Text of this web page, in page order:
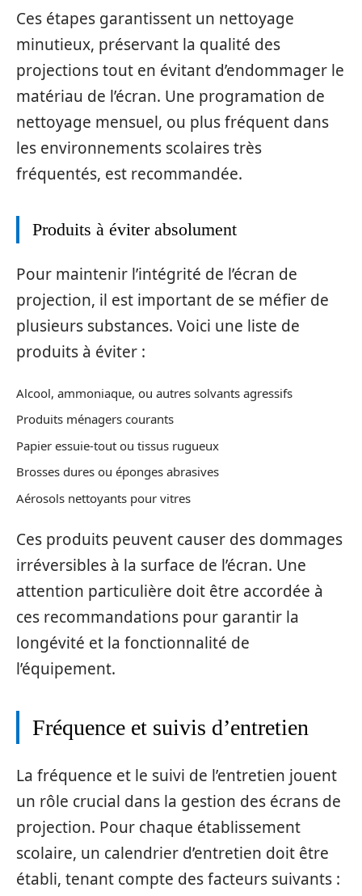
Ces étapes garantissent un nettoyage
minutieux, préservant la qualité des
projections tout en évitant d’endommager le
matériau de l’écran. Une programation de
nettoyage mensuel, ou plus fréquent dans
les environnements scolaires très
fréquentés, est recommandée.
Produits à éviter absolument
Pour maintenir l’intégrité de l’écran de
projection, il est important de se méfier de
plusieurs substances. Voici une liste de
produits à éviter :
Alcool, ammoniaque, ou autres solvants agressifs
Produits ménagers courants
Papier essuie-tout ou tissus rugueux
Brosses dures ou éponges abrasives
Aérosols nettoyants pour vitres
Ces produits peuvent causer des dommages
irréversibles à la surface de l’écran. Une
attention particulière doit être accordée à
ces recommandations pour garantir la
longévité et la fonctionnalité de
l’équipement.
Fréquence et suivis d’entretien
La fréquence et le suivi de l’entretien jouent
un rôle crucial dans la gestion des écrans de
projection. Pour chaque établissement
scolaire, un calendrier d’entretien doit être
établi, tenant compte des facteurs suivants :